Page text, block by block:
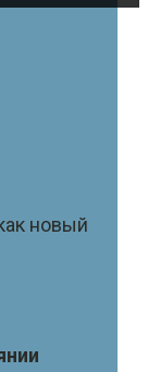
новый